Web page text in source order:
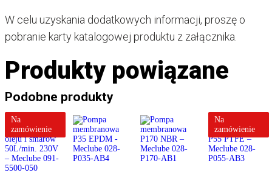
W celu uzyskania dodatkowych informacji, proszę o
pobranie karty katalogowej produktu z załącznika.
Produkty powiązane
Podobne produkty
Na
zamówienie
Na
zamówienie